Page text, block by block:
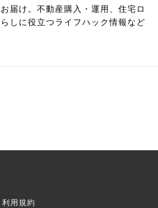
届け。不動産購入・運用、住宅ロ
しに役立つライフハック情報など
利用規約